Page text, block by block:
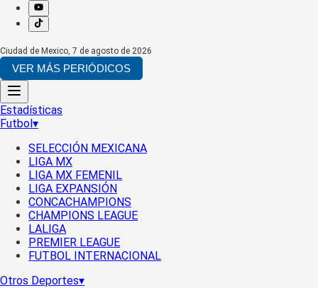
Ciudad de Mexico, 7 de agosto de 2026
VER MÁS PERIÓDICOS
Estadísticas
Futbol▾
SELECCIÓN MEXICANA
LIGA MX
LIGA MX FEMENIL
LIGA EXPANSIÓN
CONCACHAMPIONS
CHAMPIONS LEAGUE
LALIGA
PREMIER LEAGUE
FUTBOL INTERNACIONAL
Otros Deportes▾